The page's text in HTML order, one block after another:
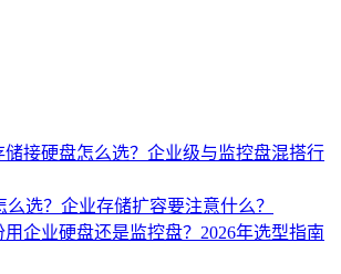
储接硬盘怎么选？企业级与监控盘混搭行
么选？企业存储扩容要注意什么？
企业硬盘还是监控盘？2026年选型指南